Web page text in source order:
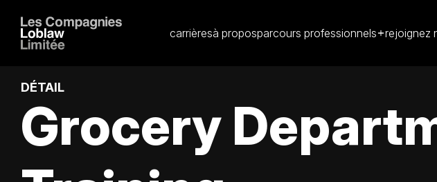
carrièresà proposparcours professionnels rejoignez
DÉTAIL
Grocery